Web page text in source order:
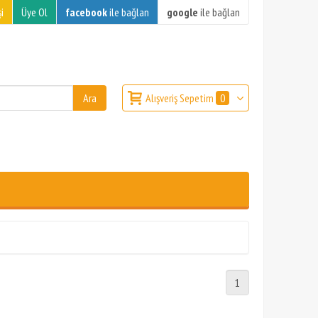
Üye Ol facebookile bağlan google ile bağlan
Alışveriş Sepetim 0
1